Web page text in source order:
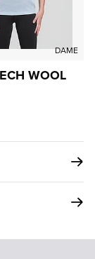
DAME
WOOL